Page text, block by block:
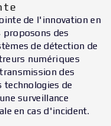
de l'innovation en
proposons des
de détection de
numériques
des
technologies de
surveillance
en cas d'incident.